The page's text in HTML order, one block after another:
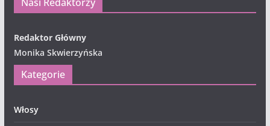
Redaktor Główny
Monika Skwierzyńska
Kategorie
Włosy